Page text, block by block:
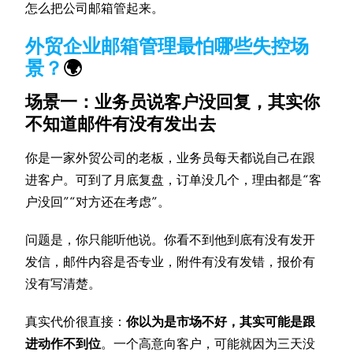
怎么把公司邮箱管起来。
外贸企业邮箱管理最怕哪些失控场
景？ 🌍
场景一：业务员说客户没回复，其实你
不知道邮件有没有发出去
你是一家外贸公司的老板，业务员每天都说自己在跟
进客户。可到了月底复盘，订单没几个，理由都是“客
户没回”“对方还在考虑”。
问题是，你只能听他说。你看不到他到底有没有发开
发信，邮件内容是否专业，附件有没有发错，报价有
没有写清楚。
真实代价很直接：你以为是市场不好，其实可能是跟
进动作不到位。一个高意向客户，可能就因为三天没